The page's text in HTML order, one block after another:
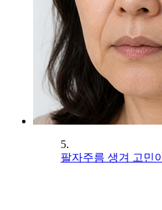
5.
팔자주름 생겨 고민